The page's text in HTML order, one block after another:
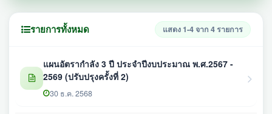
รายการทั้งหมด แสดง 1-4 จาก 4 รายการ
แผนอัตรากำลัง 3 ปี ประจำปีงบประมาณ พ.ศ.2567 -
2569 (ปรับปรุงครั้งที่ 2)
30 ธ.ค. 2568